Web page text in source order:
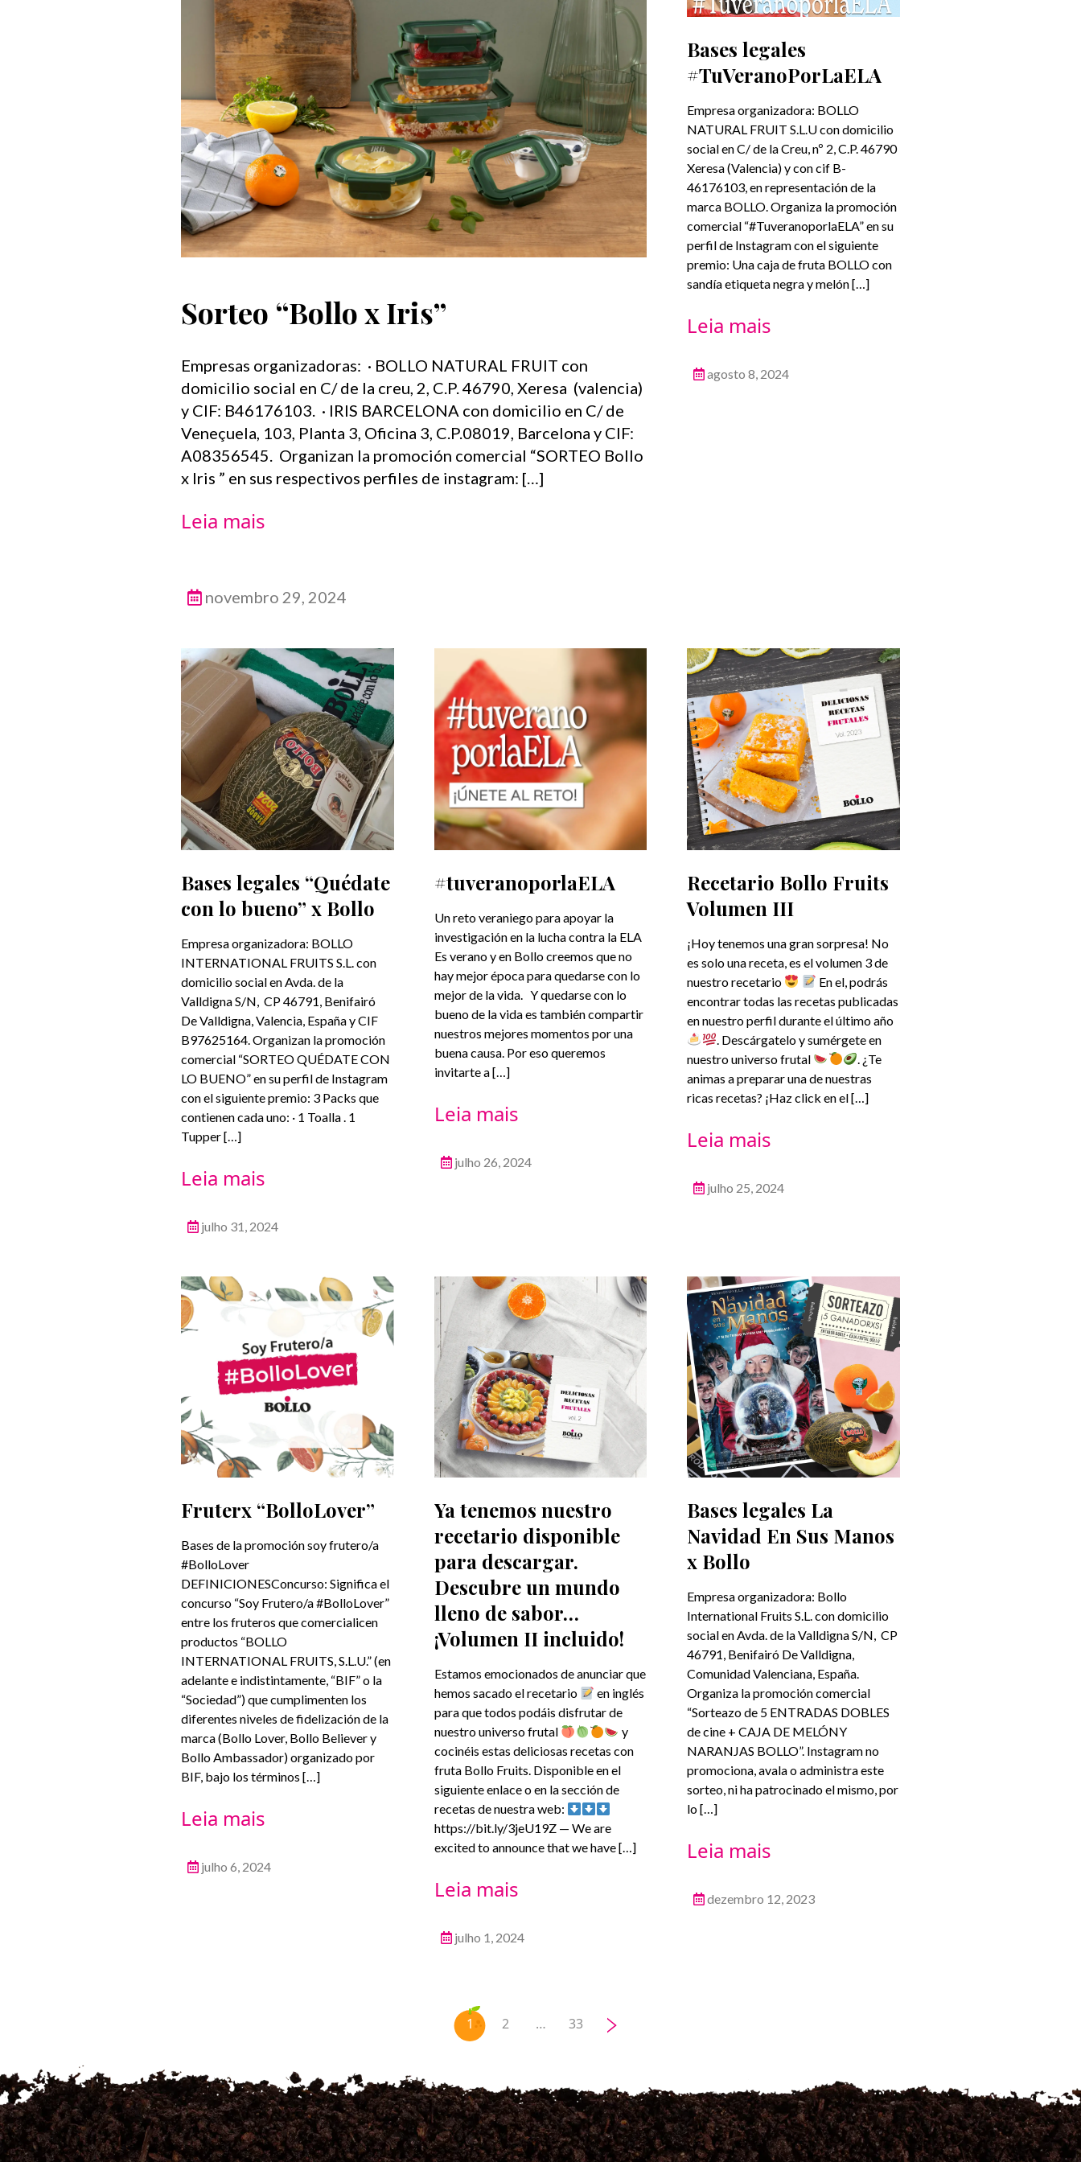
Sorteo “Bollo x Iris”
Empresas organizadoras: · BOLLO NATURAL FRUIT con
domicilio social en C/ de la creu, 2, C.P. 46790, Xeresa (valencia)
y CIF: B46176103. · IRIS BARCELONA con domicilio en C/ de
Veneçuela, 103, Planta 3, Oficina 3, C.P.08019, Barcelona y CIF:
A08356545. Organizan la promoción comercial “SORTEO Bollo
x Iris ” en sus respectivos perfiles de instagram: […]
Leia mais
novembro 29, 2024
Bases legales
#TuVeranoPorLaELA
Empresa organizadora: BOLLO
NATURAL FRUIT S.L.U con domicilio
social en C/ de la Creu, nº 2, C.P. 46790
Xeresa (Valencia) y con cif B-
46176103, en representación de la
marca BOLLO. Organiza la promoción
comercial “#TuveranoporlaELA” en su
perfil de Instagram con el siguiente
premio: Una caja de fruta BOLLO con
sandía etiqueta negra y melón […]
Leia mais
agosto 8, 2024
Bases legales “Quédate
con lo bueno” x Bollo
Empresa organizadora: BOLLO
INTERNATIONAL FRUITS S.L. con
domicilio social en Avda. de la
Valldigna S/N, CP 46791, Benifairó
De Valldigna, Valencia, España y CIF
B97625164. Organizan la promoción
comercial “SORTEO QUÉDATE CON
LO BUENO” en su perfil de Instagram
con el siguiente premio: 3 Packs que
contienen cada uno: · 1 Toalla . 1
Tupper […]
Leia mais
julho 31, 2024
#tuveranoporlaELA
Un reto veraniego para apoyar la
investigación en la lucha contra la ELA
Es verano y en Bollo creemos que no
hay mejor época para quedarse con lo
mejor de la vida. Y quedarse con lo
bueno de la vida es también compartir
nuestros mejores momentos por una
buena causa. Por eso queremos
invitarte a […]
Leia mais
julho 26, 2024
Recetario Bollo Fruits
Volumen III
¡Hoy tenemos una gran sorpresa! No
es solo una receta, es el volumen 3 de
nuestro recetario
En el, podrás
encontrar todas las recetas publicadas
en nuestro perfil durante el último año
. Descárgatelo y sumérgete en
nuestro universo frutal
. ¿Te
animas a preparar una de nuestras
ricas recetas? ¡Haz click en el […]
Leia mais
julho 25, 2024
Fruterx “BolloLover”
Bases de la promoción soy frutero/a
#BolloLover
DEFINICIONESConcurso: Significa el
concurso “Soy Frutero/a #BolloLover”
entre los fruteros que comercialicen
productos “BOLLO
INTERNATIONAL FRUITS, S.L.U.” (en
adelante e indistintamente, “BIF” o la
“Sociedad”) que cumplimenten los
diferentes niveles de fidelización de la
marca (Bollo Lover, Bollo Believer y
Bollo Ambassador) organizado por
BIF, bajo los términos […]
Leia mais
julho 6, 2024
Ya tenemos nuestro
recetario disponible
para descargar.
Descubre un mundo
lleno de sabor…
¡Volumen II incluido!
Estamos emocionados de anunciar que
hemos sacado el recetario
en inglés
para que todos podáis disfrutar de
nuestro universo frutal
y
cocinéis estas deliciosas recetas con
fruta Bollo Fruits. Disponible en el
siguiente enlace o en la sección de
recetas de nuestra web:
https://bit.ly/3jeU19Z — We are
excited to announce that we have […]
Leia mais
julho 1, 2024
Bases legales La
Navidad En Sus Manos
x Bollo
Empresa organizadora: Bollo
International Fruits S.L. con domicilio
social en Avda. de la Valldigna S/N, CP
46791, Benifairó De Valldigna,
Comunidad Valenciana, España.
Organiza la promoción comercial
“Sorteazo de 5 ENTRADAS DOBLES
de cine + CAJA DE MELÓNY
NARANJAS BOLLO”. Instagram no
promociona, avala o administra este
sorteo, ni ha patrocinado el mismo, por
lo […]
Leia mais
dezembro 12, 2023
Paginação
1 2 … 33 >